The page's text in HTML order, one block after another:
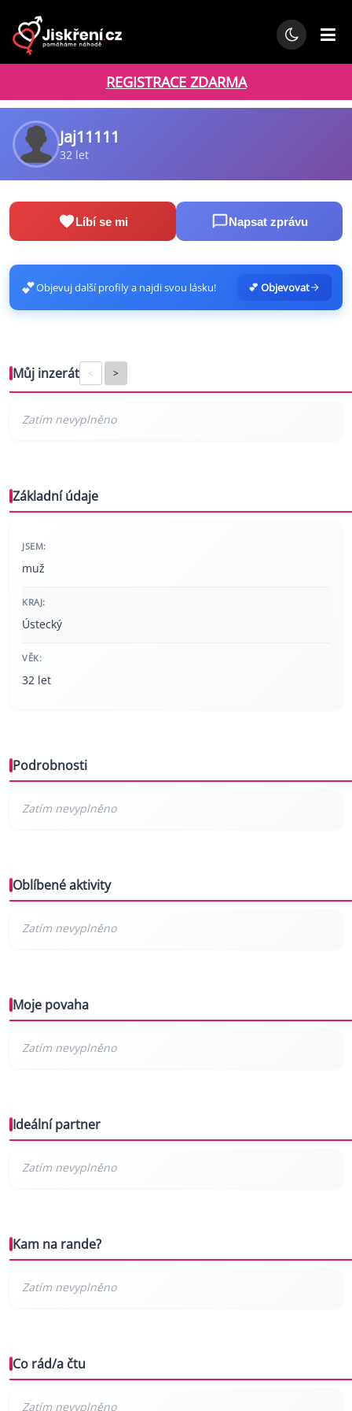
REGISTRACE ZDARMA
Jaj11111
32 let
Líbí se mi Napsat zprávu
💕Objevuj další profily a najdi svou lásku! 💕 Objevovat
Můj inzerát < >
Základní údaje
JSEM:
muž
KRAJ:
Ústecký
VĚK:
32 let
Podrobnosti
Oblíbené aktivity
Moje povaha
Ideální partner
Kam na rande?
Co rád/a čtu